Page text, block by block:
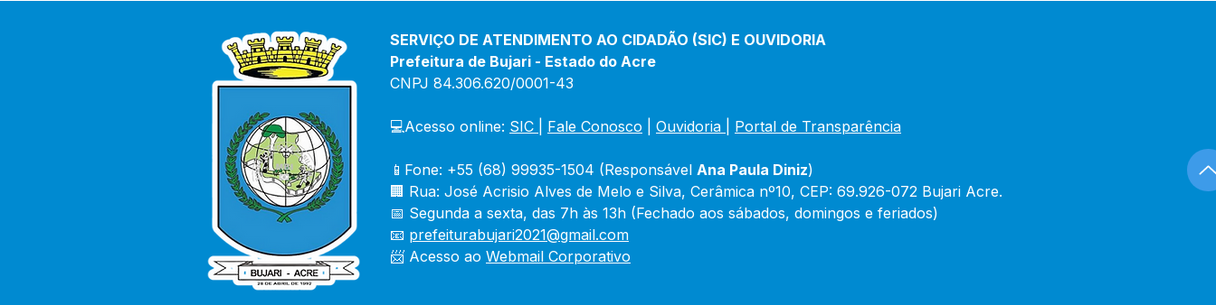
SERVIÇO DE ATENDIMENTO AO CIDADÃO (SIC) E OUVIDORIA
Prefeitura de Bujari - Estado do Acre
CNPJ 84.306.620/0001-43
💻Acesso online: SIC Fale Conosco Ouvidoria Portal de Transparência
📱Fone: +55 (68) 99935-1504 (Responsável Ana Paula Diniz)
🏢 Rua: José Acrisio Alves de Melo e Silva, Cerâmica nº10, CEP: 69.926-072 Bujari Acre.
📅 Segunda a sexta, das 7h às 13h (Fechado aos sábados, domingos e feriados)
📧 prefeiturabujari2021@gmail.com
📨 Acesso ao Webmail Corporativo